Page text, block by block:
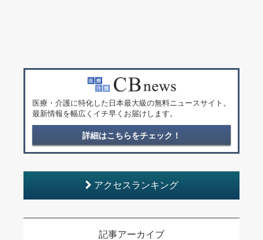
医療・介護に特化した日本最大級の無料ニュースサイト。
最新情報を幅広くイチ早くお届けします。
詳細はこちらをチェック！
アクセスランキング
記事アーカイブ